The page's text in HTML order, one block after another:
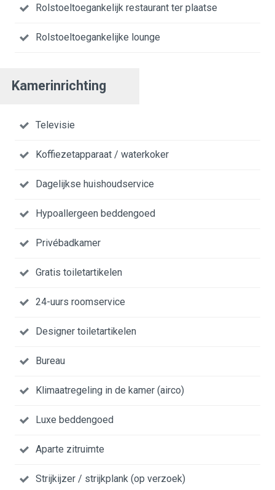
Rolstoeltoegankelijk restaurant ter plaatse
Rolstoeltoegankelijke lounge
Kamerinrichting
Televisie
Koffiezetapparaat / waterkoker
Dagelijkse huishoudservice
Hypoallergeen beddengoed
Privébadkamer
Gratis toiletartikelen
24-uurs roomservice
Designer toiletartikelen
Bureau
Klimaatregeling in de kamer (airco)
Luxe beddengoed
Aparte zitruimte
Strijkijzer / strijkplank (op verzoek)